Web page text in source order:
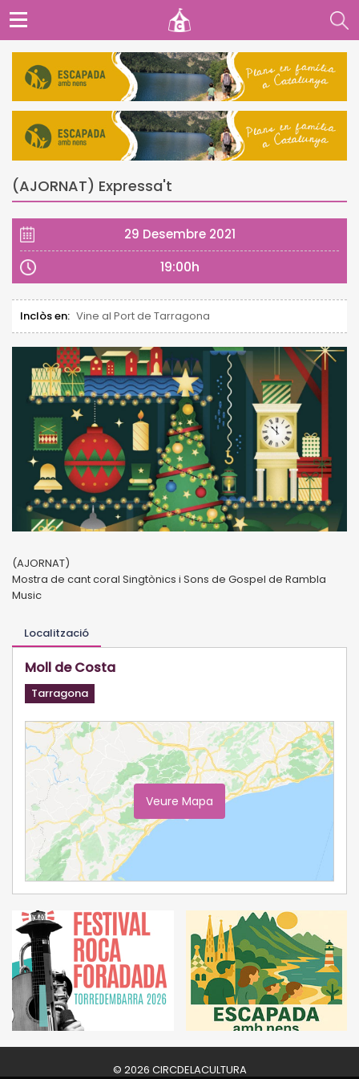
(AJORNAT) Expressa't
29 Desembre 2021
19:00h
Inclòs en: Vine al Port de Tarragona
(AJORNAT)
Mostra de cant coral Singtònics i Sons de Gospel de Rambla
Music
Localització
Moll de Costa
Tarragona
Veure Mapa
© 2026 CIRCDELACULTURA